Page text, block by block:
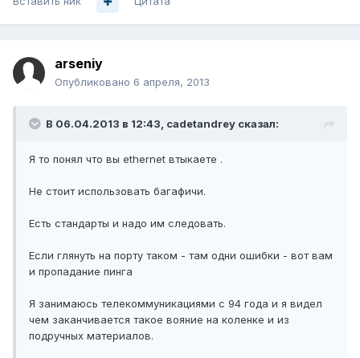
arseniy
Опубликовано 6 апреля, 2013
В 06.04.2013 в 12:43, cadetandrey сказал:
Я то понял что вы ethernet втыкаете .
Не стоит использовать багафичи.
Есть стандарты и надо им следовать.
Если глянуть на порту таком - там одни ошибки - вот вам
и пропадание пинга
Я занимаюсь телекоммуникациями с 94 года и я видел
чем заканчивается такое вояние на коленке и из
подручных материалов.